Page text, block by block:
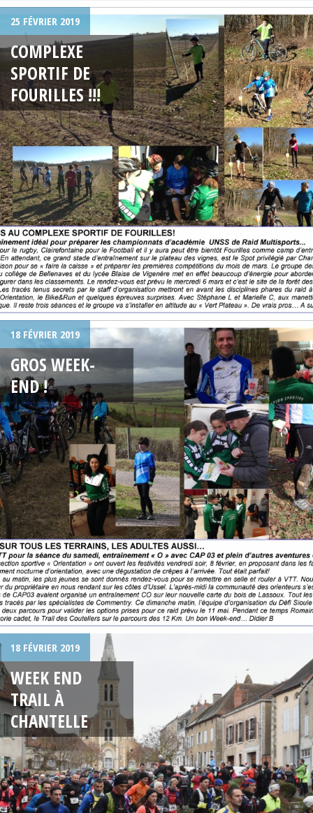
25 FÉVRIER 2019
COMPLEXE
SPORTIF DE
FOURILLES !!!
18 FÉVRIER 2019
GROS WEEK-
END !
18 FÉVRIER 2019
WEEK END
TRAIL À
CHANTELLE